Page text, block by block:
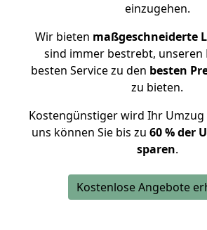
einzugehen.
Wir bieten maßgeschneiderte
sind immer bestrebt, unseren
besten Service zu den besten
zu bieten.
Kostengünstiger wird Ihr Umzug
uns können Sie bis zu 60 % der
sparen.
Kostenlose Angebote